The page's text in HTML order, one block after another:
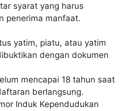
syarat yang harus
penerima manfaat.
yatim, piatu, atau yatim
dengan dokumen
mencapai 18 tahun saat
berlangsung.
Induk Kependudukan